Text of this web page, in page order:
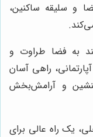
و سلیقه ساکنین،
به فضا طراوت و
راهی آسان
و آرامش‌بخش
یک راه عالی برای